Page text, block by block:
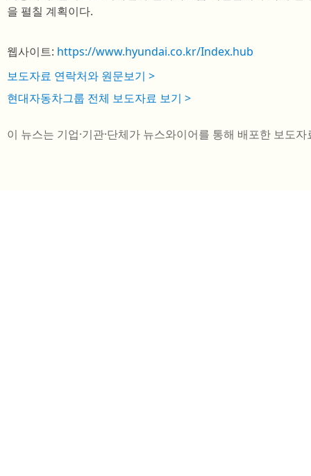
을 펼칠 계획이다.
웹사이트: https://www.hyundai.co.kr/Index.hub
보도자료 연락처와 원문보기 >
현대자동차그룹 전체 보도자료 보기 >
이 뉴스는 기업·기관·단체가 뉴스와이어를 통해 배포한 보도